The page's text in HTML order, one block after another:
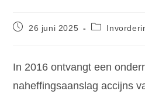
26 juni 2025
In 2016 ontvangt een
naheffingsaanslag accijns